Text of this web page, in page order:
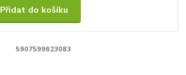
Přidat do košíku
5907599623083